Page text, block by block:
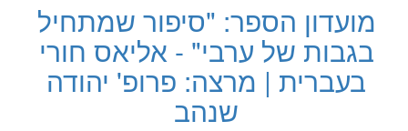
מועדון הספר: "סיפור שמתחיל
בגבות של ערבי" - אליאס חורי
בעברית | מרצה: פרופ' יהודה
שנהב